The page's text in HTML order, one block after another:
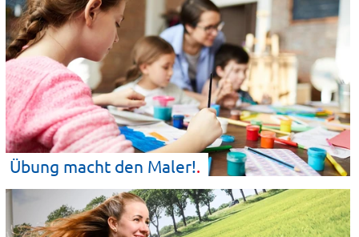
Übung macht den Maler!